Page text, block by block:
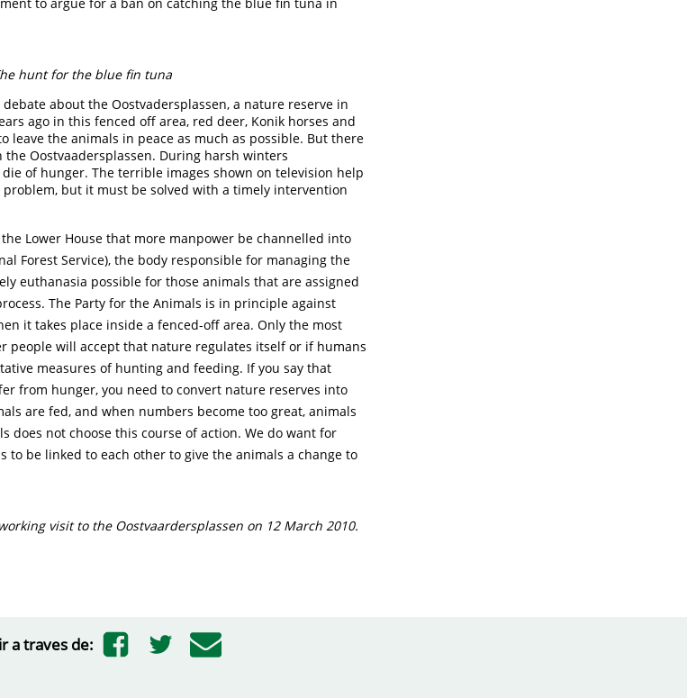
hunt for the blue fin tuna
about the Oostvadersplassen, a nature reserve in
ago in this fenced off area, red deer, Konik horses and
leave the animals in peace as much as possible. But there
Oostvaadersplassen. During harsh winters
of hunger. The terrible images shown on television help
but it must be solved with a timely intervention
Lower House that more manpower be channelled into
Forest Service), the body responsible for managing the
euthanasia possible for those animals that are assigned
The Party for the Animals is in principle against
it takes place inside a fenced-off area. Only the most
people will accept that nature regulates itself or if humans
measures of hunting and feeding. If you say that
from hunger, you need to convert nature reserves into
are fed, and when numbers become too great, animals
does not choose this course of action. We do want for
to be linked to each other to give the animals a change to
visit to the Oostvaardersplassen on 12 March 2010.
a traves de: